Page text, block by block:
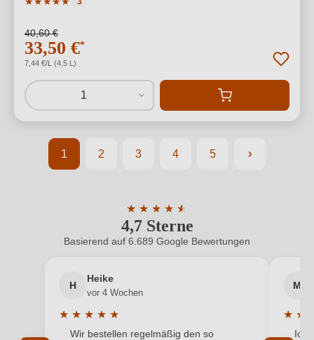
40,60 €
33,50 €*
7,44 €/L (4,5 L)
1
Seite
1
Seite
2
Seite
3
Seite
4
Seite
5
4,7 Sterne
★ ★ ★ ★ ★
★
Durchschnittliche Bewertung von 4.7
Basierend auf 6.689 Google Bewertungen
H
Heike
vor 4 Wochen
★ ★ ★ ★ ★
Durchschnittliche Bewertung von 5 von 5 Sternen
Wir bestellen regelmäßig den so
M
★ ★
Ich